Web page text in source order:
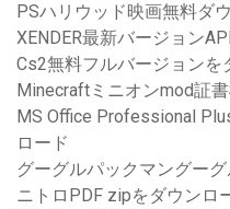
PSハリウッド映画無料ダ
XENDER最新バージョン
Cs2無料フルバージョン
Minecraftミニオンmod証
MS Office Professional
ロード
グーグルパックマングー
ニトロPDF zipをダウンロ